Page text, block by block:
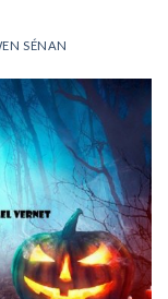
SÉNAN